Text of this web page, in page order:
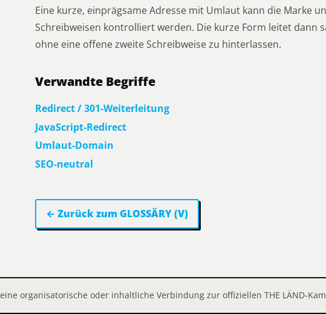
Eine kurze, einprägsame Adresse mit Umlaut kann die Marke
Schreibweisen kontrolliert werden. Die kurze Form leitet dann
ohne eine offene zweite Schreibweise zu hinterlassen.
Verwandte Begriffe
Redirect / 301-Weiterleitung
JavaScript-Redirect
Umlaut-Domain
SEO-neutral
← Zurück zum GLOSSÄRY (V)
organisatorische oder inhaltliche Verbindung zur offiziellen THE LÄND-